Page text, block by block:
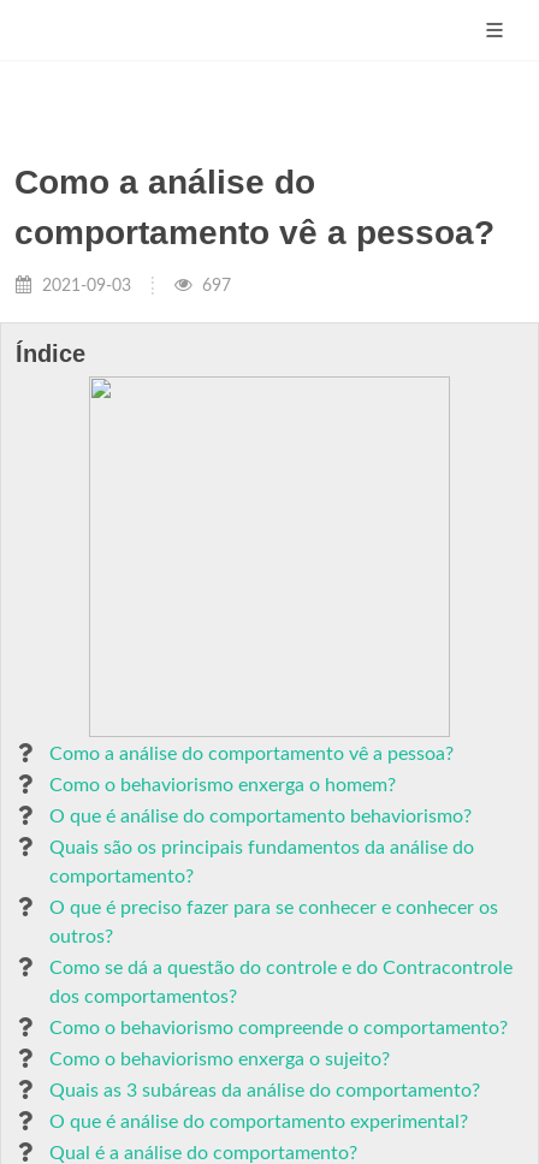
Como a análise do
comportamento vê a pessoa?
2021-09-03 697
Índice
Como a análise do comportamento vê a pessoa?
Como o behaviorismo enxerga o homem?
O que é análise do comportamento behaviorismo?
Quais são os principais fundamentos da análise do
comportamento?
O que é preciso fazer para se conhecer e conhecer os
outros?
Como se dá a questão do controle e do Contracontrole
dos comportamentos?
Como o behaviorismo compreende o comportamento?
Como o behaviorismo enxerga o sujeito?
Quais as 3 subáreas da análise do comportamento?
O que é análise do comportamento experimental?
Qual é a análise do comportamento?